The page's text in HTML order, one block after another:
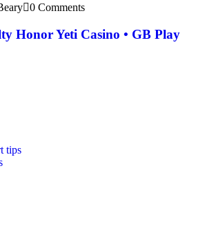
0 Comments
Honor Yeti Casino • GB Play
tips